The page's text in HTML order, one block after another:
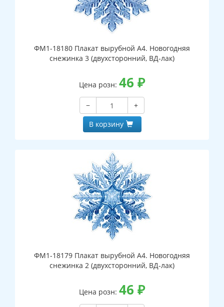
ФМ1-18180 Плакат вырубной А4. Новогодняя
снежинка 3 (двухсторонний, ВД-лак)
Цена розн: 46 ₽
−
+
В корзину
ФМ1-18179 Плакат вырубной А4. Новогодняя
снежинка 2 (двухсторонний, ВД-лак)
Цена розн: 46 ₽